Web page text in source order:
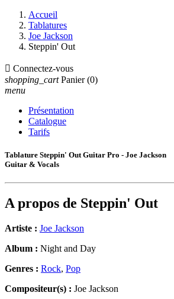
Accueil
Tablatures
Joe Jackson
Steppin' Out
 Connectez-vous
shopping_cart Panier (0)
menu
Présentation
Catalogue
Tarifs
Tablature Steppin' Out Guitar Pro - Joe Jackson
Guitar & Vocals
A propos de Steppin' Out
Artiste : Joe Jackson
Album : Night and Day
Genres : Rock, Pop
Compositeur(s) : Joe Jackson